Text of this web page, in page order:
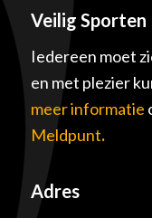
Veilig Sporten
Iedereen moet
en met plezier
meer informatie
Meldpunt.
Adres